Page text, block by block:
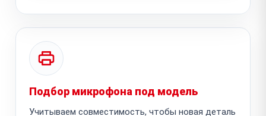
Подбор микрофона под модель
Учитываем совместимость, чтобы новая деталь